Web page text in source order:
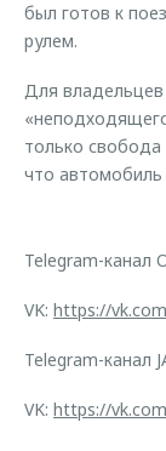
был готов к
рулем.
Для владельцев
только
что
Telegram-канал
VK: https://
Telegram-канал
VK: https://